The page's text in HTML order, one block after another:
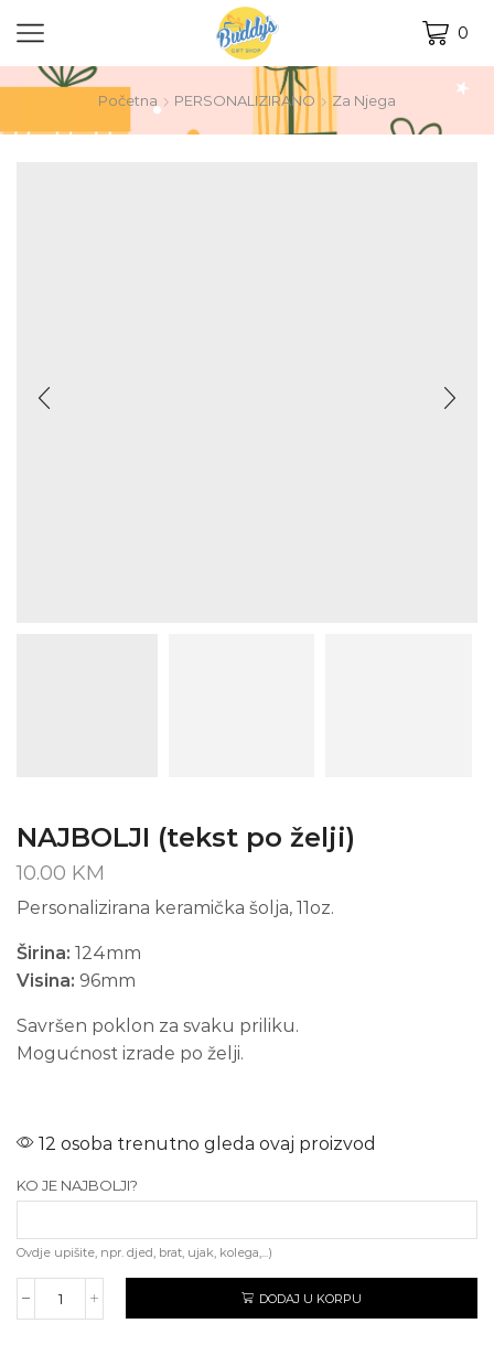
0
Početna PERSONALIZIRANO Za Njega
NAJBOLJI (tekst po želji)
10.00 KM
Personalizirana keramička šolja, 11oz.
Širina: 124mm
Visina: 96mm
Savršen poklon za svaku priliku.
Mogućnost izrade po želji.
12 osoba trenutno gleda ovaj proizvod
KO JE NAJBOLJI?
Ovdje upišite, npr. djed, brat, ujak, kolega,...)
NAJBOLJI
DODAJ U KORPU